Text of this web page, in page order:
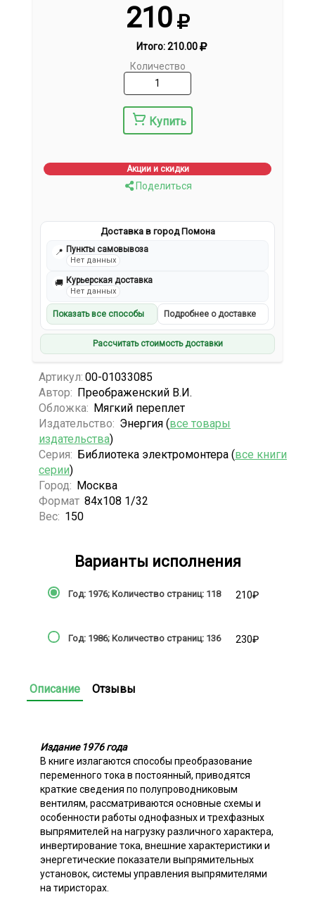
210
Итого:210.00
Количество
Купить
Акции и скидки
Поделиться
Доставка в город Помона
📍 Пункты самовывоза
Нет данных
🚚 Курьерская доставка
Нет данных
Показать все способы Подробнее о доставке
Рассчитать стоимость доставки
Артикул: 00-01033085
Автор: Преображенский В.И.
Обложка: Мягкий переплет
Издательство: Энергия (все товары
издательства)
Серия: Библиотека электромонтера (все книги
серии)
Город: Москва
Формат 84х108 1/32
Вес: 150
Варианты исполнения
Год: 1976; Количество страниц: 118 210₽
Год: 1986; Количество страниц: 136 230₽
Описание Отзывы
Издание 1976 года
В книге излагаются способы преобразование
переменного тока в постоянный, приводятся
краткие сведения по полупроводниковым
вентилям, рассматриваются основные схемы и
особенности работы однофазных и трехфазных
выпрямителей на нагрузку различного характера,
инвертирование тока, внешние характеристики и
энергетические показатели выпрямительных
установок, системы управления выпрямителями
на тиристорах.